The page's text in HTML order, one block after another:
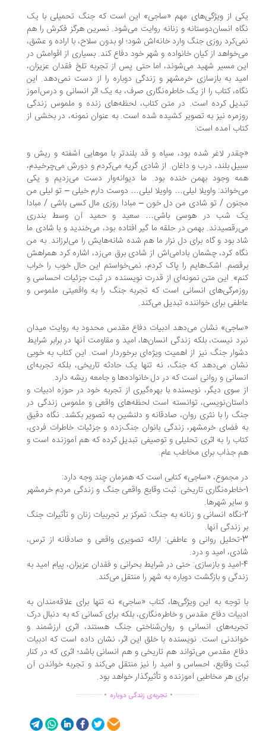
از ویژگی‌های مهم «ساجی» این است که جنگ تحمیلی با یک
انسان‌دوستانه و زنانه روایت می‌شود. نسرین هرگز فکرش را هم
روزی جنگ وارد خانه‌اش شود؛ او بدون سلاح، با اراده و عشق،
از کیان خانواده و شهر خود دفاع کند. بسیاری از اقوامش در
مسیر شهید می‌شوند، اما حتی پس از تجربه تلخ فقدان عزیزان،
به بازسازی خرمشهر و زندگی دوباره را از دست نمی‌دهد. این
کتاب را از یک خاطره‌نگاری صرف، به یک اثر انسانی و درس‌آموز
کرده است. در متن کتاب، لحظه‌های زنده و ملموس زندگی
نیز به تصویر کشیده شده است. به عنوان نمونه، در بخشی از
آمده است:
لاغر شده بود، سیاه و قد بلندتر با موهایی آشفته و ریش و
بلند، درب و داغان. از شادی گریه می‌کردم و دورش می‌چرخیدم،
وجود بهمن خنده بود. ما دیوانه‌وار دست می‌زدیم و یکی
واویلا لیلی… واویلا لیلی… دوست دارم خیلی – تو لیلی من
/ تو شادی من دل خون – مبادا روزی مال کسی باشی / مبادا
شب در هوسی باشی… سعید و حمید آن وسط بندری
بهمن در حلقه ما گیر افتاده بود، می‌خندید و با شادی ما
بود و گاه برای دل نزار ما هم شده شانه‌هایش را می‌لرزاند. به من
کرد، چشمان بادامی‌اش از شادی برق می‌زد، اشاره کرد همراهش
اشک‌هایم را پاک کردم، نمی‌خواستم این حال خوب را خراب
این متن نمونه‌ای از قدرت نویسنده در ثبت جزئیات احساسی و
انسانی است که تجربه جنگ را به واقعیتی ملموس و
برای خواننده تبدیل می‌کند.
نشان می‌دهد ادبیات دفاع مقدس محدود به روایت میدان
نیست، بلکه زندگی انسان‌ها، امید و مقاومت آنها در برابر شرایط
جنگ نیز از اهمیت ویژه‌ای برخوردار است. این کتاب به خوبی
می‌دهد که جنگ، نه تنها یک حادثه تاریخی، بلکه تجربه‌ای
و روانی است که در دل خانواده‌ها و جامعه ریشه دارد.
سوی دیگر، نویسنده با بهره‌گیری از تجربه خود در حوزه ادبیات و
توانسته است لحظه‌های واقعی و ملموس زندگی در
را با نثری روان، صادقانه و دلنشین به تصویر بکشد. نگاه دقیق
فضای خرمشهر، زندگی بانوان جنگ‌زده و جزئیات خاطرات فردی،
را به اثری تحلیلی و توصیفی تبدیل کرده که هم آموزنده است و
جذاب برای مخاطب عام.
مجموع، «ساجی» کتابی است که همزمان چند وجه دارد:
خاطره‌نگاری تاریخی: ثبت وقایع واقعی جنگ و زندگی مردم خرمشهر
شهرها.
2-نگاه انسانی و زنانه به جنگ: تمرکز بر تجربیات زنان و تأثیرات جنگ
زندگی آنها.
3-تحلیل روانی و عاطفی: ارائه تصویری واقعی و صادقانه از ترس،
امید و درد.
4-امید و بازسازی: حتی در شرایط بحرانی و فقدان عزیزان، پیام امید به
و بازگشت دوباره به شهر را منتقل می‌کند.
توجه به این ویژگی‌ها، کتاب «ساجی» نه تنها برای علاقه‌مندان به
دفاع مقدس و خاطره‌نگاری، بلکه برای کسانی که به دنبال درک
انسانی و روان‌شناختی جنگ هستند، اثری ارزشمند و
است. نویسنده با خلق این اثر، نشان داده است که ادبیات
مقدس می‌تواند هم تاریخی و هم انسانی باشد؛ اثری که در کنار
وقایع، احساس و امید را نیز منتقل می‌کند و تجربه خواندن آن
هر مخاطبی آموزنده و تأثیرگذار خواهد بود.
................تجربه‌ی زندگی دوباره ...............